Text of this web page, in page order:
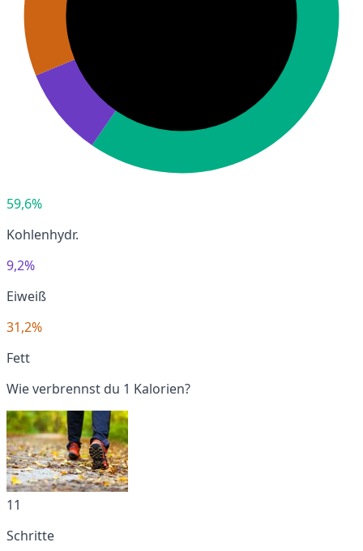
59,6%
Kohlenhydr.
9,2%
Eiweiß
31,2%
Fett
Wie verbrennst du 1 Kalorien?
11
Schritte